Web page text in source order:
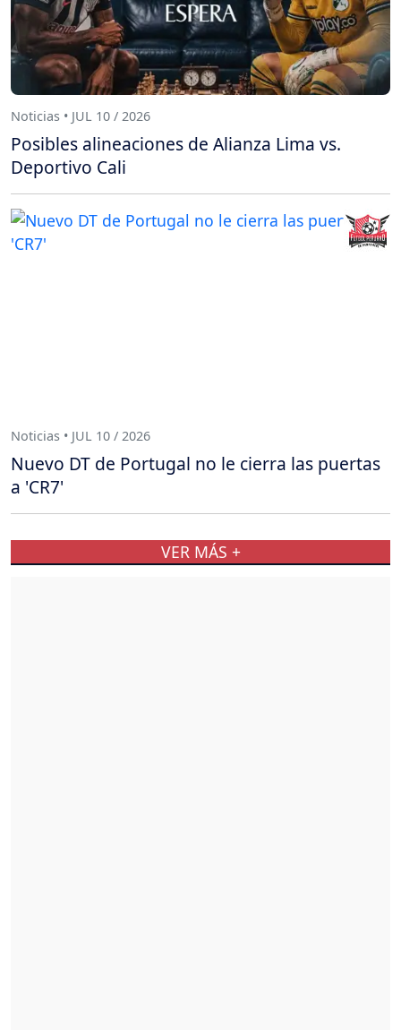
Noticias • JUL 10 / 2026
Posibles alineaciones de Alianza Lima vs.
Deportivo Cali
Noticias • JUL 10 / 2026
Nuevo DT de Portugal no le cierra las puertas
a 'CR7'
VER MÁS +